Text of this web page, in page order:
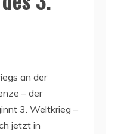
an der
– der
3. Weltkrieg –
jetzt in